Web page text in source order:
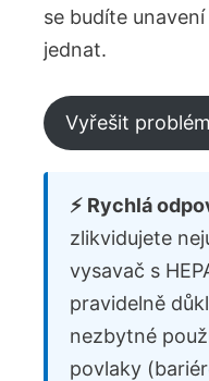
se budíte
jednat.
Vyřešit
⚡ Rychlá
zlikvidujete
vysavač s
pravidelně
nezbytné
povlaky